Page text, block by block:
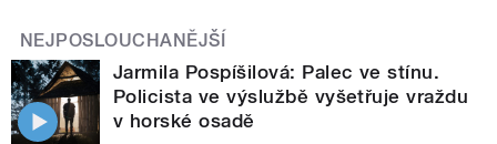
NEJPOSLOUCHANĚJŠÍ
Jarmila Pospíšilová: Palec ve stínu.
Policista ve výslužbě vyšetřuje vraždu
v horské osadě